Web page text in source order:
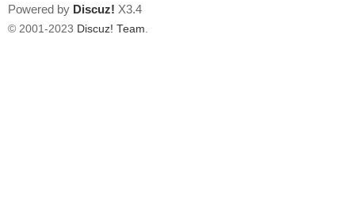
茶
Powered by Discuz! X3.4
© 2001-2023 Discuz! Team.